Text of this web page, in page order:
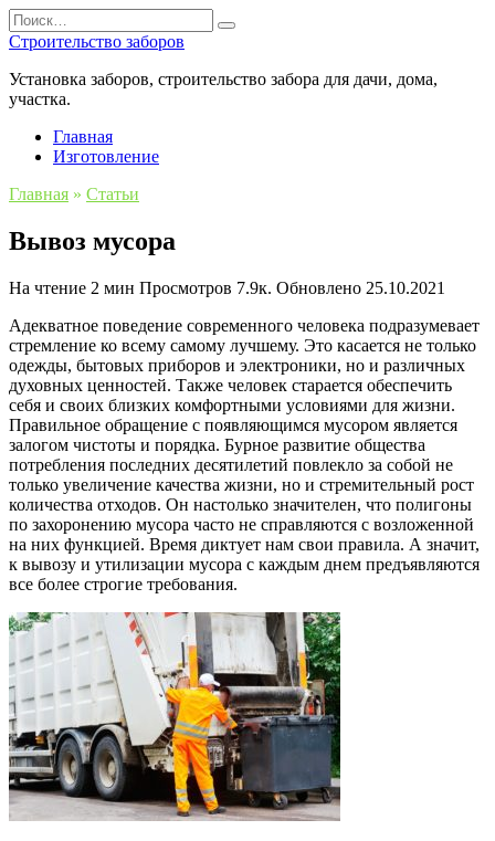
Перейти
к
содержанию
Search
for:
Строительство заборов
Установка заборов, строительство забора для дачи, дома,
участка.
Главная
Изготовление
Главная » Статьи
Вывоз мусора
На чтение 2 мин Просмотров 7.9к. Обновлено 25.10.2021
Адекватное поведение современного человека подразумевает
стремление ко всему самому лучшему. Это касается не только
одежды, бытовых приборов и электроники, но и различных
духовных ценностей. Также человек старается обеспечить
себя и своих близких комфортными условиями для жизни.
Правильное обращение с появляющимся мусором является
залогом чистоты и порядка. Бурное развитие общества
потребления последних десятилетий повлекло за собой не
только увеличение качества жизни, но и стремительный рост
количества отходов. Он настолько значителен, что полигоны
по захоронению мусора часто не справляются с возложенной
на них функцией. Время диктует нам свои правила. А значит,
к вывозу и утилизации мусора с каждым днем предъявляются
все более строгие требования.